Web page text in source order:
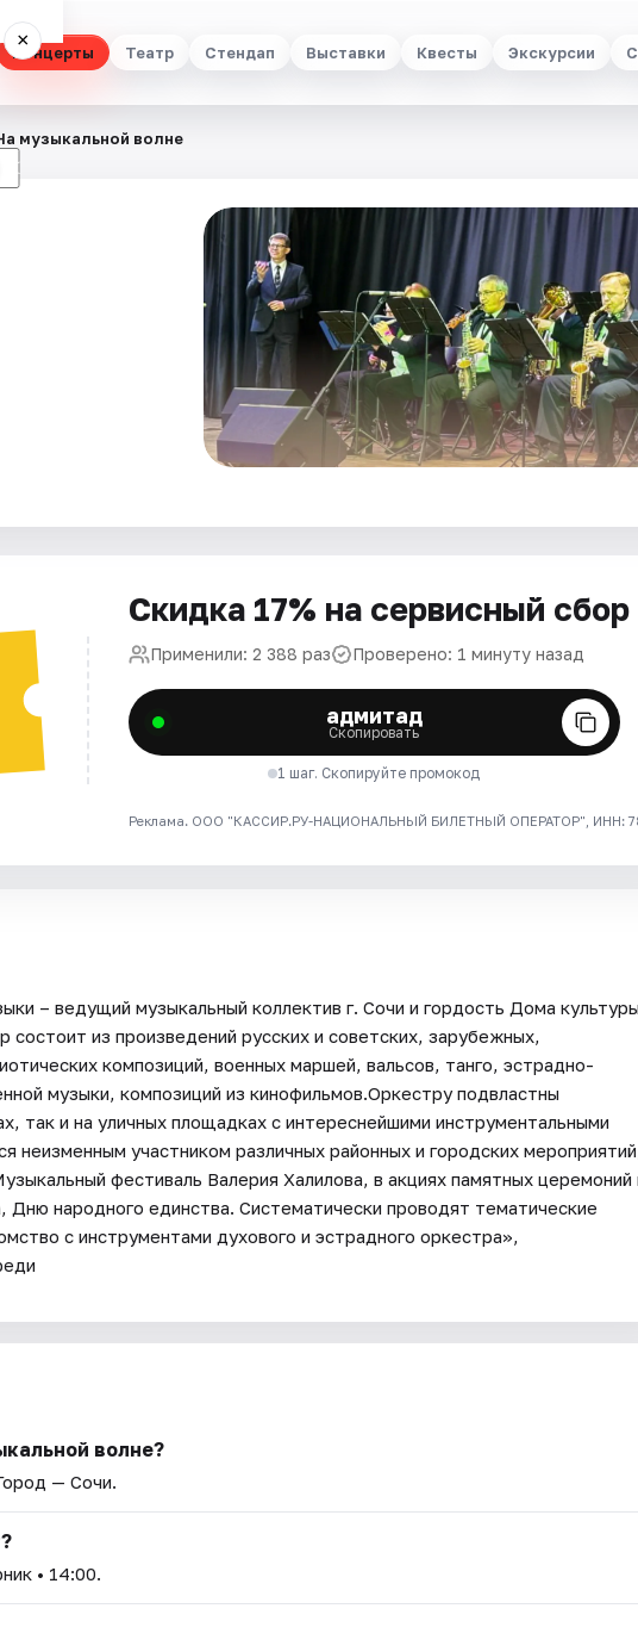
Концерты Театр Стендап Выставки Квесты Экскурсии
×
☾
музыкальной волне
Скидка 17% на сервисный сбор
Применили: 2 388 раз Проверено: 1 минуту назад
адмитад
Скопировать
1 шаг. Скопируйте промокод
Реклама. ООО "КАССИР.РУ-НАЦИОНАЛЬНЫЙ БИЛЕТНЫЙ ОПЕРАТОР", ИНН:
– ведущий музыкальный коллектив г. Сочи и гордость Дома
из произведений русских и советских, зарубежных,
композиций, военных маршей, вальсов, танго, эстрадно-
музыки, композиций из кинофильмов.Оркестру подвластны
так и на уличных площадках с интереснейшими инструментальными
неизменным участником различных районных и городских
фестиваль Валерия Халилова, в акциях памятных церемоний
народного единства. Систематически проводят тематические
с инструментами духового и эстрадного оркестра»,
волне?
— Сочи.
• 14:00.